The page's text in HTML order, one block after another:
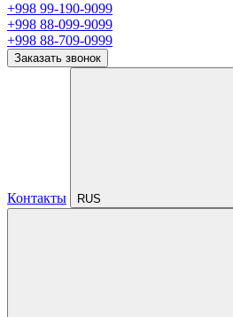
+998 99-190-9099
+998 88-099-9099
+998 88-709-0999
Заказать звонок
Контакты RUS